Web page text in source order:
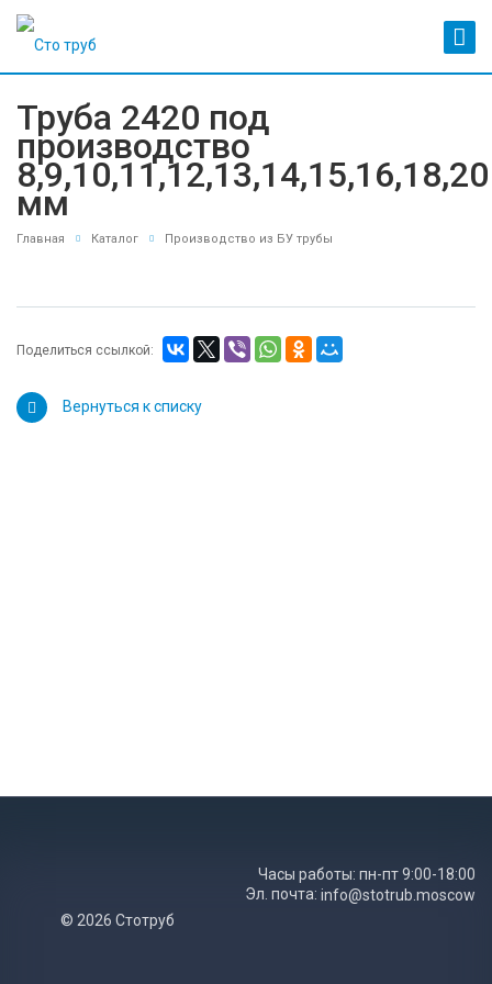
Труба 2420 под
производство
8,9,10,11,12,13,14,15,16,18,20
мм
Главная Каталог Производство из БУ трубы
Поделиться ссылкой:
Вернуться к списку
Часы работы: пн-пт 9:00-18:00
Эл. почта: info@stotrub.moscow
© 2026 Стотруб